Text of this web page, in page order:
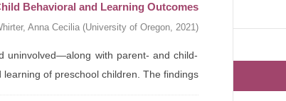
Behavioral and Learning Outcomes
Anna Cecilia (University of Oregon, 2021)
uninvolved—along with parent- and child-
of preschool children. The findings ...